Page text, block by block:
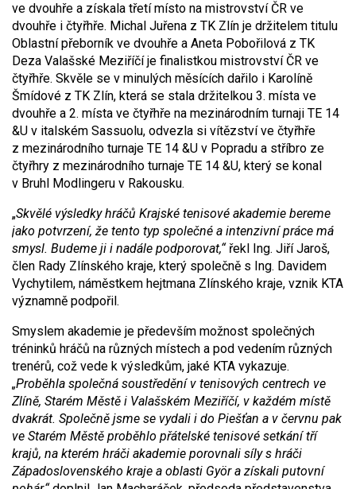
ve dvouhře a získala třetí místo na mistrovství ČR ve
dvouhře i čtyřhře. Michal Juřena z TK Zlín je držitelem titulu
Oblastní přeborník ve dvouhře a Aneta Pobořilová z TK
Deza Valašské Meziříčí je finalistkou mistrovství ČR ve
čtyřhře. Skvěle se v minulých měsících dařilo i Karolíně
Šmídové z TK Zlín, která se stala držitelkou 3. místa ve
dvouhře a 2. místa ve čtyřhře na mezinárodním turnaji TE 14
&U v italském Sassuolu, odvezla si vítězství ve čtyřhře
z mezinárodního turnaje TE 14 &U v Popradu a stříbro ze
čtyřhry z mezinárodního turnaje TE 14 &U, který se konal
v Bruhl Modlingeru v Rakousku.
„Skvělé výsledky hráčů Krajské tenisové akademie bereme
jako potvrzení, že tento typ společné a intenzivní práce má
smysl. Budeme ji i nadále podporovat,“řekl Ing. Jiří Jaroš,
člen Rady Zlínského kraje, který společně s Ing. Davidem
Vychytilem, náměstkem hejtmana Zlínského kraje, vznik KTA
významně podpořil.
Smyslem akademie je především možnost společných
tréninků hráčů na různých místech a pod vedením různých
trenérů, což vede k výsledkům, jaké KTA vykazuje.
„Proběhla společná soustředění v tenisových centrech ve
Zlíně, Starém Městě i Valašském Meziříčí, v každém místě
dvakrát. Společně jsme se vydali i do Piešťan a v červnu pak
ve Starém Městě proběhlo přátelské tenisové setkání tří
krajů, na kterém hráči akademie porovnali síly s hráči
Západoslovenského kraje a oblasti Györ a získali putovní